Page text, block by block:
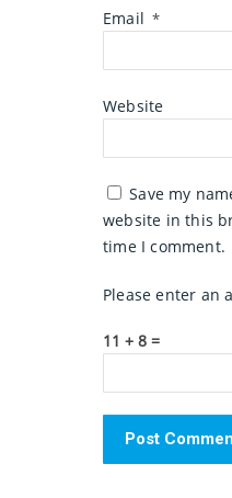
Email *
Website
Save my
website in this
time I comment.
Please enter an
11 + 8 =